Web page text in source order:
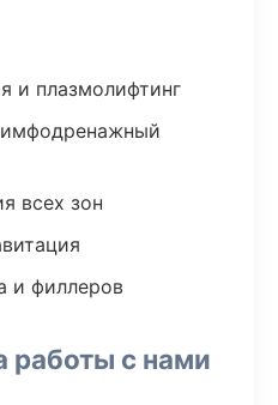
и плазмолифтинг
всех зон
и филлеров
работы с нами